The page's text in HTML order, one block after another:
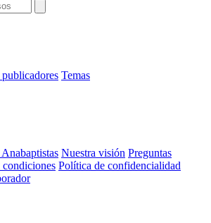
Temas
Nuestra visión Preguntas
Política de confidencialidad